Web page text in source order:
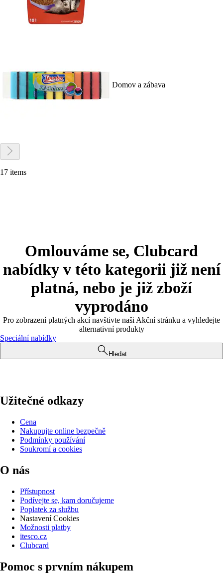
Domov a zábava
17 items
Omlouváme se, Clubcard
nabídky v této kategorii již není
platná, nebo je již zboží
vyprodáno
Pro zobrazení platných akcí navštivte naši Akční stránku a vyhledejte
alternativní produkty
Speciální nabídky
Hledat
Užitečné odkazy
Cena
Nakupujte online bezpečně
Podmínky používání
Soukromí a cookies
O nás
Přístupnost
Podívejte se, kam doručujeme
Poplatek za službu
Nastavení Cookies
Možnosti platby
itesco.cz
Clubcard
Pomoc s prvním nákupem